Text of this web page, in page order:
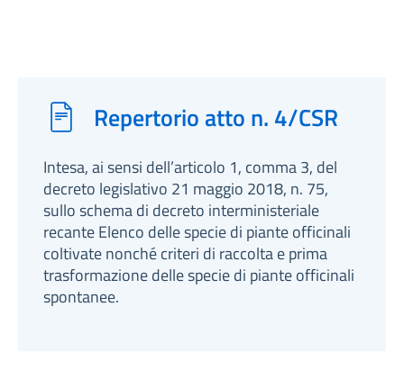
Repertorio atto n. 4/CSR
Intesa, ai sensi dell’articolo 1, comma 3, del
decreto legislativo 21 maggio 2018, n. 75,
sullo schema di decreto interministeriale
recante Elenco delle specie di piante officinali
coltivate nonché criteri di raccolta e prima
trasformazione delle specie di piante officinali
spontanee.